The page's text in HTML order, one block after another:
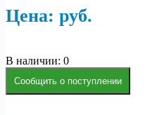
Цена: руб.
В наличии: 0
Сообщить о поступлении